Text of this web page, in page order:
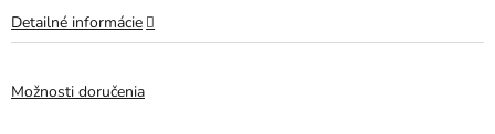
Možnosti doručenia
Detailné informácie